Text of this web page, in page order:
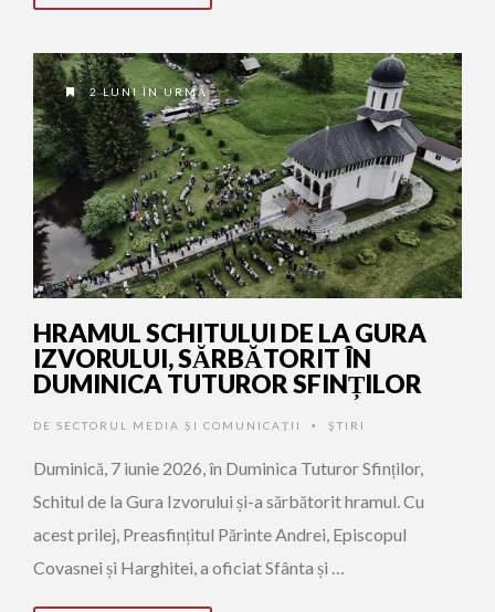
2 LUNI ÎN URMĂ
HRAMUL SCHITULUI DE LA GURA
IZVORULUI, SĂRBĂTORIT ÎN
DUMINICA TUTUROR SFINȚILOR
DE SECTORUL MEDIA ȘI COMUNICAȚII • ŞTIRI
Duminică, 7 iunie 2026, în Duminica Tuturor Sfinților,
Schitul de la Gura Izvorului și-a sărbătorit hramul. Cu
acest prilej, Preasfințitul Părinte Andrei, Episcopul
Covasnei și Harghitei, a oficiat Sfânta și …